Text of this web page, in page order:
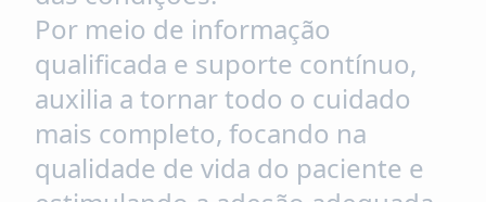
Por meio de informação
qualificada e suporte contínuo,
auxilia a tornar todo o cuidado
mais completo, focando na
qualidade de vida do paciente e